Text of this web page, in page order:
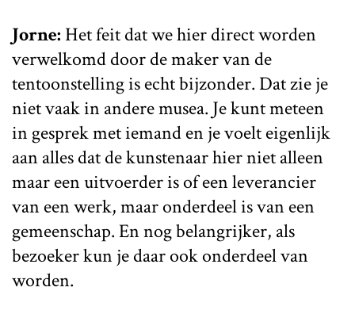
Jorne: Het feit dat we hier direct worden
verwelkomd door de maker van de
tentoonstelling is echt bijzonder. Dat zie je
niet vaak in andere musea. Je kunt meteen
in gesprek met iemand en je voelt eigenlijk
aan alles dat de kunstenaar hier niet alleen
maar een uitvoerder is of een leverancier
van een werk, maar onderdeel is van een
gemeenschap. En nog belangrijker, als
bezoeker kun je daar ook onderdeel van
worden.